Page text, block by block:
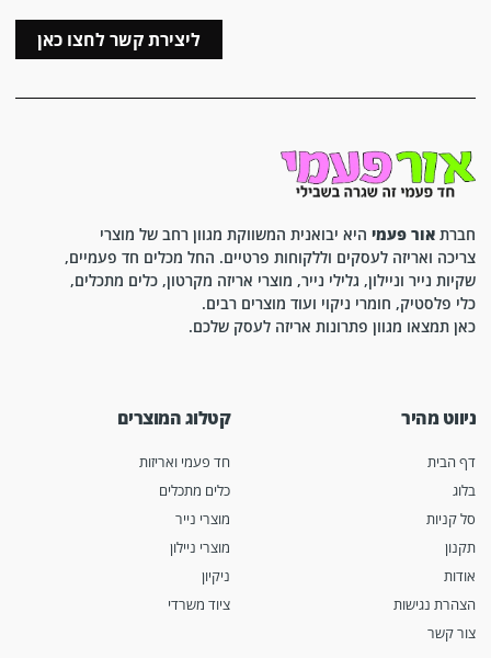
ליצירת קשר לחצו כאן
חברת אור פעמי היא יבואנית המשווקת מגוון רחב של מוצרי
צריכה ואריזה לעסקים וללקוחות פרטיים. החל מכלים חד פעמיים,
שקיות נייר וניילון, גלילי נייר, מוצרי אריזה מקרטון, כלים מתכלים,
כלי פלסטיק, חומרי ניקוי ועוד מוצרים רבים.
כאן תמצאו מגוון פתרונות אריזה לעסק שלכם.
ניווט מהיר
דף הבית
בלוג
סל קניות
תקנון
אודות
הצהרת נגישות
צור קשר
קטלוג המוצרים
חד פעמי ואריזות
כלים מתכלים
מוצרי נייר
מוצרי ניילון
ניקיון
ציוד משרדי